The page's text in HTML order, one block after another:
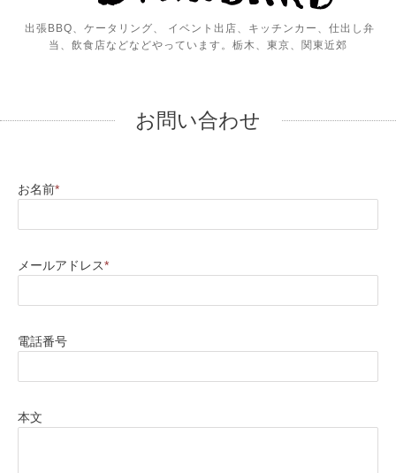
出張BBQ、ケータリング、 イベント出店、キッチンカー、仕出し弁
当、飲食店などなどやっています。栃木、東京、関東近郊
お問い合わせ
お名前*
メールアドレス*
電話番号
本文